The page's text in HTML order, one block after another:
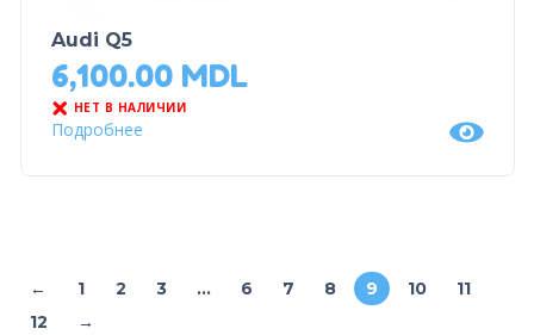
Audi Q5
6,100.00 MDL
НЕТ В НАЛИЧИИ
Подробнее
← 1 2 3 … 6 7 8 9 10
11
12
→